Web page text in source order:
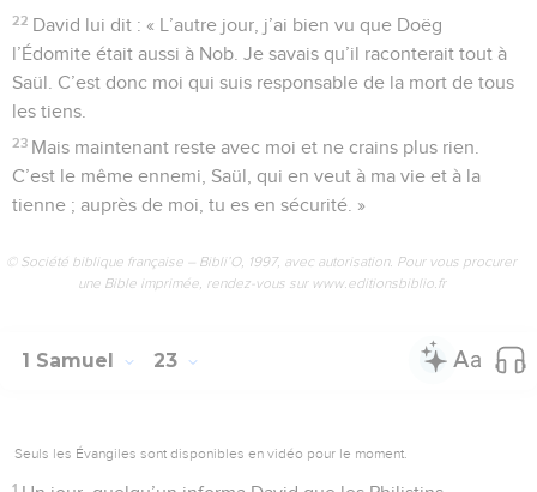
22 David lui dit : « L’autre jour, j’ai bien vu que Doëg
l’Édomite était aussi à Nob. Je savais qu’il raconterait tout à
Saül. C’est donc moi qui suis responsable de la mort de tous
les tiens.
23 Mais maintenant reste avec moi et ne crains plus rien.
C’est le même ennemi, Saül, qui en veut à ma vie et à la
tienne ; auprès de moi, tu es en sécurité. »
© Société biblique française – Bibli’O, 1997, avec autorisation. Pour vous procurer
une Bible imprimée, rendez-vous sur www.editionsbiblio.fr
1 Samuel 23
Seuls les Évangiles sont disponibles en vidéo pour le moment.
1